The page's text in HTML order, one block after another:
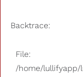
Backtrace:
File:
/home/lullifyapp/